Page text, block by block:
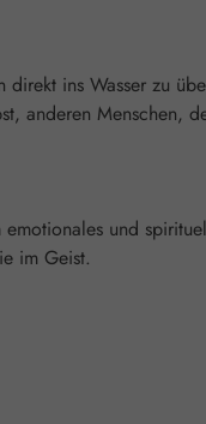
ins Wasser zu
anderen Menschen,
und
im Geist.